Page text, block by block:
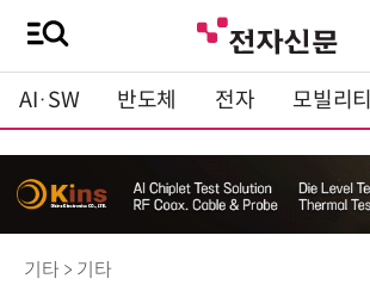
AI·SW 반도체 전자 모빌리티
기타 > 기타